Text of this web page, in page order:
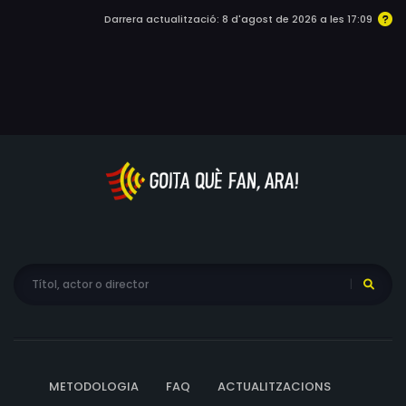
sempre. Per escapar de les tensions lligades a la
Darrera actualització: 8 d'agost de 2026 a les 17:09
METODOLOGIA FAQ
ACTUALITZACIONS